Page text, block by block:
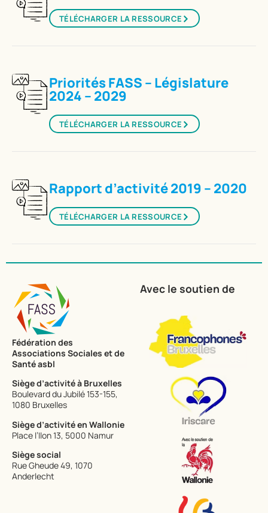
TÉLÉCHARGER LA RESSOURCE
Priorités FASS – Législature
2024 – 2029
TÉLÉCHARGER LA RESSOURCE
Rapport d’activité 2019 – 2020
TÉLÉCHARGER LA RESSOURCE
Fédération des
Associations Sociales et de
Santé​ asbl
Siège d’activité à Bruxelles
Boulevard du Jubilé 153-155,
1080 Bruxelles
Siège d’activité en Wallonie
Place l’Ilon 13, 5000 Namur
Siège social
Rue Gheude 49, 1070
Anderlecht
Avec le soutien de